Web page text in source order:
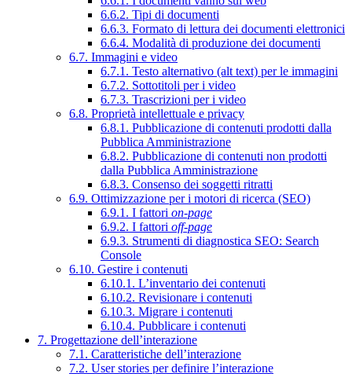
6.6.2. Tipi di documenti
6.6.3. Formato di lettura dei documenti elettronici
6.6.4. Modalità di produzione dei documenti
6.7. Immagini e video
6.7.1. Testo alternativo (alt text) per le immagini
6.7.2. Sottotitoli per i video
6.7.3. Trascrizioni per i video
6.8. Proprietà intellettuale e privacy
6.8.1. Pubblicazione di contenuti prodotti dalla
Pubblica Amministrazione
6.8.2. Pubblicazione di contenuti non prodotti
dalla Pubblica Amministrazione
6.8.3. Consenso dei soggetti ritratti
6.9. Ottimizzazione per i motori di ricerca (SEO)
6.9.1. I fattori on-page
6.9.2. I fattori off-page
6.9.3. Strumenti di diagnostica SEO: Search
Console
6.10. Gestire i contenuti
6.10.1. L’inventario dei contenuti
6.10.2. Revisionare i contenuti
6.10.3. Migrare i contenuti
6.10.4. Pubblicare i contenuti
7. Progettazione dell’interazione
7.1. Caratteristiche dell’interazione
7.2. User stories per definire l’interazione